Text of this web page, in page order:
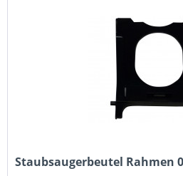
Staubsaugerbeutel Rahmen